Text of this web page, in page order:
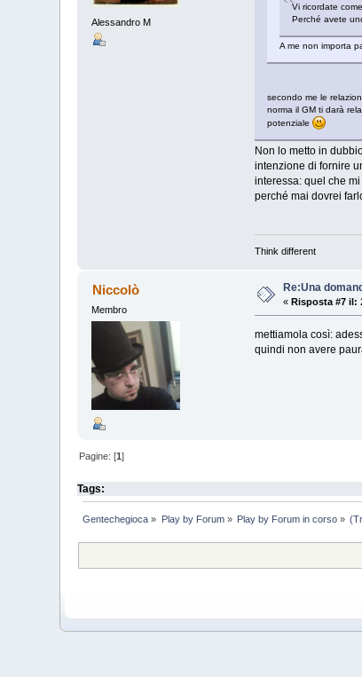
Alessandro M
Vi ricordate
Perché avete
A me non importa
secondo me le
norma il GM ti darà
potenziale
Non lo metto in
intenzione di fornire
interessa: quel che
perché mai dovrei
Think different
Niccolò
Membro
Re:Una
«Risposta #7 il:
mettiamola così:
quindi non avere
Pagine: [1]
Tags:
Gentechegioca » Play by Forum» Play by Forum in corso »